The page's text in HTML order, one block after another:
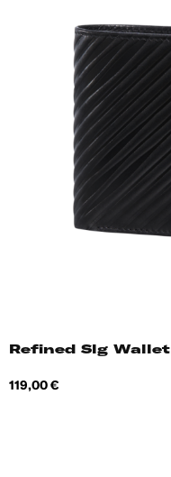
Refined Slg Wallet
Hind
119,00 €